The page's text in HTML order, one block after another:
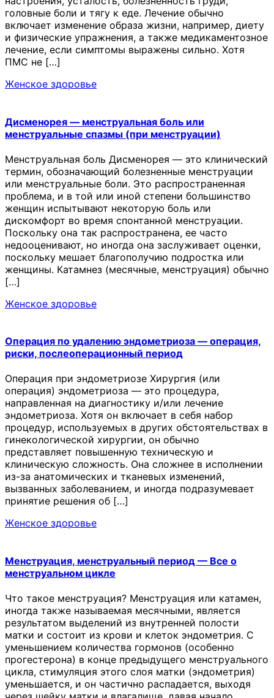
головные боли и тягу к еде. Лечение обычно
включает изменение образа жизни, например, диету
и физические упражнения, а также медикаментозное
лечение, если симптомы выражены сильно. Хотя
ПМС не […]
Женское здоровье
Дисменорея — менструальная боль или
менструальные спазмы (при менструации)
Менструальная боль Дисменорея — это клинический
термин, обозначающий болезненные менструации
или менструальные боли. Это распространенная
проблема, и в той или иной степени большинство
женщин испытывают некоторую боль или
дискомфорт во время спонтанной менструации.
Поскольку она так распространена, ее часто
недооценивают, но иногда она заслуживает оценки,
поскольку мешает благополучию подростка или
женщины. Катамнез (месячные, менструация) обычно
[…]
Женское здоровье
Операция по удалению эндометриоза — операция,
риски, послеоперационный период
Операция при эндометриозе Хирургия (или
операция) эндометриоза — это процедура,
направленная на диагностику и/или лечение
эндометриоза. Хотя он включает в себя набор
процедур, используемых в других обстоятельствах в
гинекологической хирургии, он обычно
представляет повышенную техническую и
клиническую сложность. Она сложнее в исполнении
из-за анатомических и тканевых изменений,
вызванных заболеванием, и иногда подразумевает
принятие решения об […]
Женское здоровье
Менструация, менструальный период — Все о
менструальном цикле
Что такое менструация? Менструация или катамен,
иногда также называемая месячными, является
результатом выделений из внутренней полости
матки и состоит из крови и клеток эндометрия. С
уменьшением количества гормонов (особенно
прогестерона) в конце предыдущего менструального
цикла, стимуляция этого слоя матки (эндометрия)
уменьшается, и он частично распадается, выходя